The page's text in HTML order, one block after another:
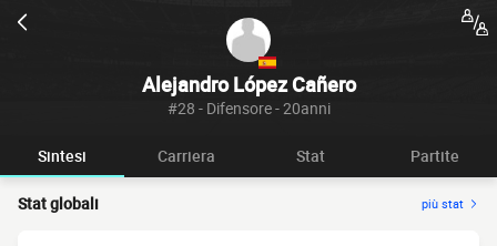
Alejandro López Cañero
#28 - Difensore - 20anni
Sintesi Carriera Stat Partite
Stat globali più stat